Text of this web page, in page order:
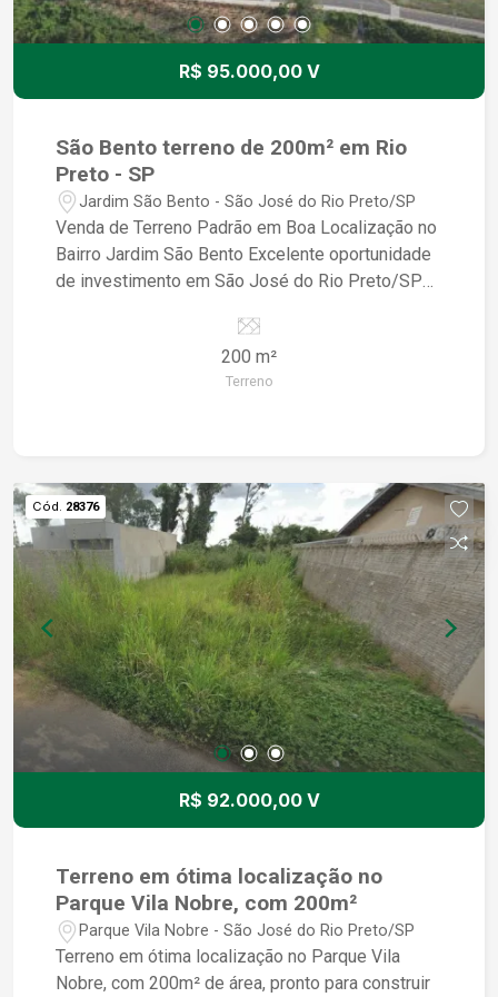
R$ 95.000,00 V
São Bento terreno de 200m² em Rio
Preto - SP
Jardim São Bento - São José do Rio Preto/SP
Venda de Terreno Padrão em Boa Localização no
Bairro Jardim São Bento Excelente oportunidade
de investimento em São José do Rio Preto/SP
no bairro Jardim São Bento Terreno padrão,
pronto para construir a casa dos seus sonhos
Ideal para quem busca tranquilidade e qualidade
da cidade. Não perca essa oportunidade única de
adquirir um terreno em uma das melhores
localizações de São José do Rio Preto. Entre em
contato conosco e agende uma visita para
conhecer esse incrível terreno. Estamos à
disposição para tirar todas as suas dúvidas e
auxiliar no processo de aquisição.
200 m²
Terreno
Cód. 28376
R$ 92.000,00 V
Terreno em ótima localização no
Parque Vila Nobre, com 200m²
Parque Vila Nobre - São José do Rio Preto/SP
Terreno em ótima localização no Parque Vila
Nobre, com 200m² de área, pronto para construir